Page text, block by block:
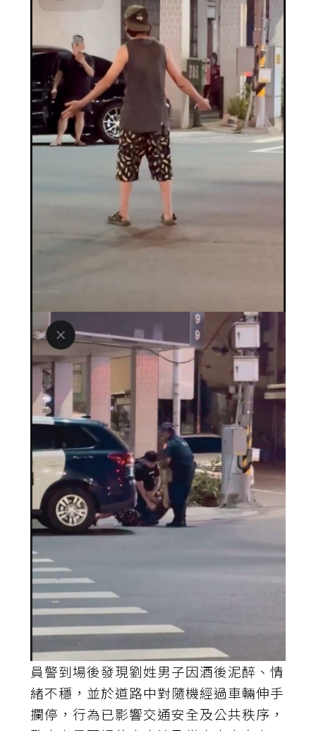
員警到場後發現劉姓男子因酒後泥醉、情
緒不穩，並於道路中對隨機經過車輛伸手
攔停，行為已影響交通安全及公共秩序，